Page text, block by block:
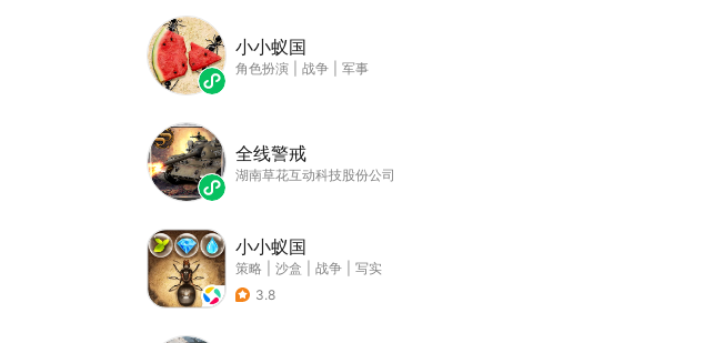
小小蚁国
角色扮演 战争 军事
全线警戒
湖南草花互动科技股份公司
小小蚁国
策略 沙盒 战争
写实
3.8